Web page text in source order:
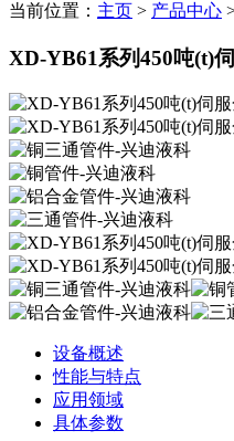
当前位置： 主页 > 产品中心
XD-YB61系列450吨(t)
设备概述
性能与特点
应用领域
具体参数